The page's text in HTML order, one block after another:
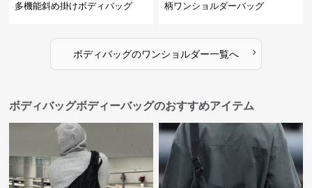
多機能斜め掛けボディバッグ
柄ワンショルダーバッグ
ボディバッグのワンショルダー一覧へ ›
ボディバッグボディーバッグのおすすめアイテム